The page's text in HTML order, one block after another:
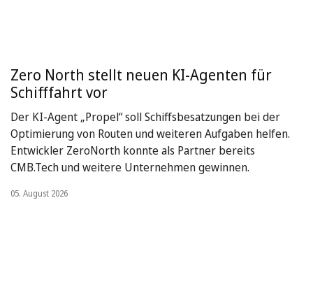
Zero North stellt neuen KI-Agenten für
Schifffahrt vor
Der KI-Agent „Propel“ soll Schiffsbesatzungen bei der
Optimierung von Routen und weiteren Aufgaben helfen.
Entwickler ZeroNorth konnte als Partner bereits
CMB.Tech und weitere Unternehmen gewinnen.
05. August 2026